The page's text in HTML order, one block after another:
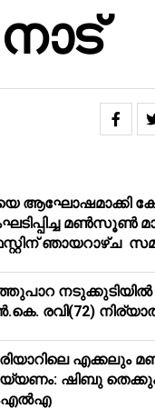
ആഘോഷമാക്കി
മൺസൂൺ
ഞായറാഴ്ച
നടുക്കുടിയിൽ
രവി(72)
എക്കലും
ഷിബു